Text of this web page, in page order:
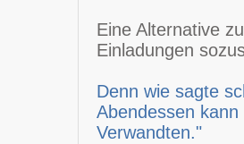
Eine Alternative
Einladungen
Denn wie sagte
Abendessen
Verwandten."